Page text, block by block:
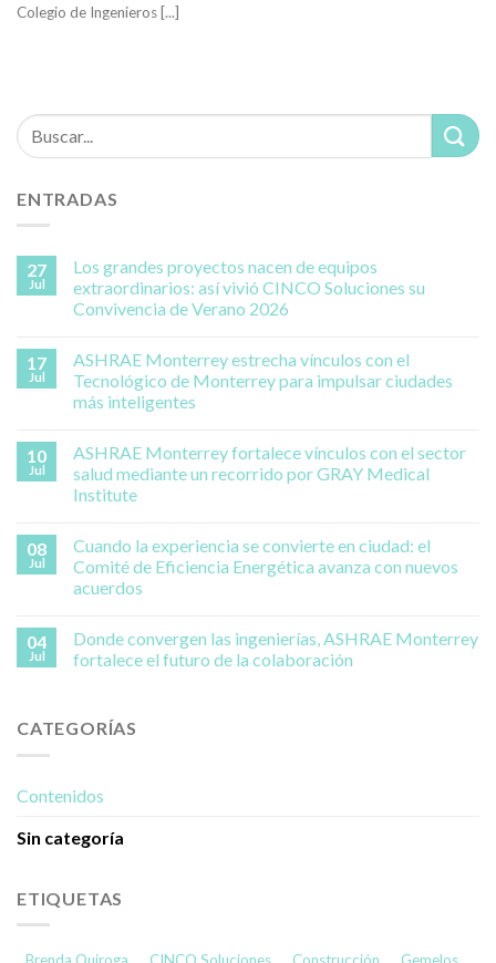
Colegio de Ingenieros [...]
ENTRADAS
27
Jul
Los grandes proyectos nacen de equipos
extraordinarios: así vivió CINCO Soluciones su
Convivencia de Verano 2026
17
Jul
ASHRAE Monterrey estrecha vínculos con el
Tecnológico de Monterrey para impulsar ciudades
más inteligentes
10
Jul
ASHRAE Monterrey fortalece vínculos con el sector
salud mediante un recorrido por GRAY Medical
Institute
08
Jul
Cuando la experiencia se convierte en ciudad: el
Comité de Eficiencia Energética avanza con nuevos
acuerdos
04
Jul
Donde convergen las ingenierías, ASHRAE Monterrey
fortalece el futuro de la colaboración
CATEGORÍAS
Contenidos
Sin categoría
ETIQUETAS